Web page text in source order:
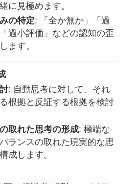
に見極めます。
の特定: 「全か無か」「過
過小評価」などの認知の歪
ます。
: 自動思考に対して、それ
根拠と反証する根拠を検討
取れた思考の形成: 極端な
ランスの取れた現実的な思
成します。